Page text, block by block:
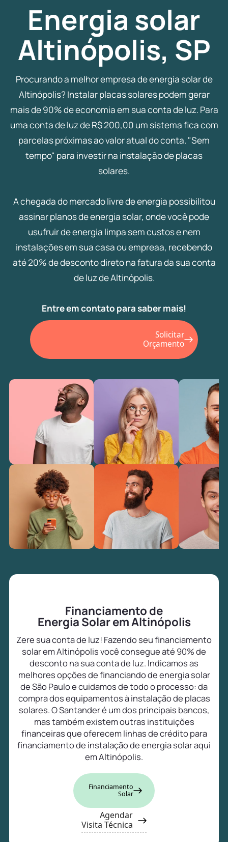
Energia solar
Altinópolis, SP
Procurando a melhor empresa de energia solar de
Altinópolis? Instalar placas solares podem gerar
mais de 90% de economia em sua conta de luz. Para
uma conta de luz de R$ 200,00 um sistema fica com
parcelas próximas ao valor atual do conta. "Sem
tempo" para investir na instalação de placas
solares.
A chegada do mercado livre de energia possibilitou
assinar planos de energia solar, onde você pode
usufruir de energia limpa sem custos e nem
instalações em sua casa ou empreaa, recebendo
até 20% de desconto direto na fatura da sua conta
de luz de Altinópolis.
Entre em contato para saber mais!
Solicitar
Orçamento
Financiamento de
Energia Solar em Altinópolis
Zere sua conta de luz! Fazendo seu financiamento
solar em Altinópolis você consegue até 90% de
desconto na sua conta de luz. Indicamos as
melhores opções de financiando de energia solar
de São Paulo e cuidamos de todo o processo: da
compra dos equipamentos à instalação de placas
solares. O Santander é um dos principais bancos,
mas também existem outras instituições
financeiras que oferecem linhas de crédito para
financiamento de instalação de energia solar aqui
em Altinópolis.
Financiamento
Solar
Agendar
Visita Técnica